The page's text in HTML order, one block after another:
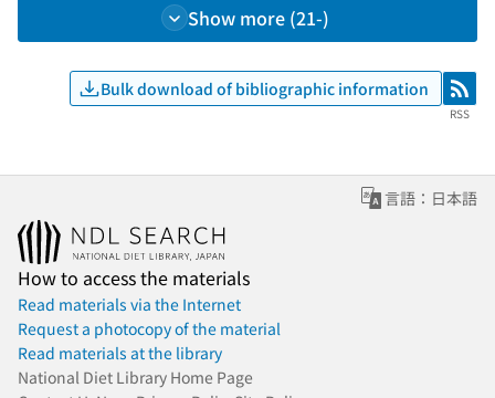
Show more (21-)
Bulk download of bibliographic information RSS
RSS
言語：日本語
How to access the materials
Read materials via the Internet
Request a photocopy of the material
Read materials at the library
National Diet Library Home Page